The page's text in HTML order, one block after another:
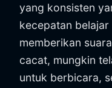
yang konsisten
kecepatan belajar
memberikan
cacat, mungkin
untuk berbicara,